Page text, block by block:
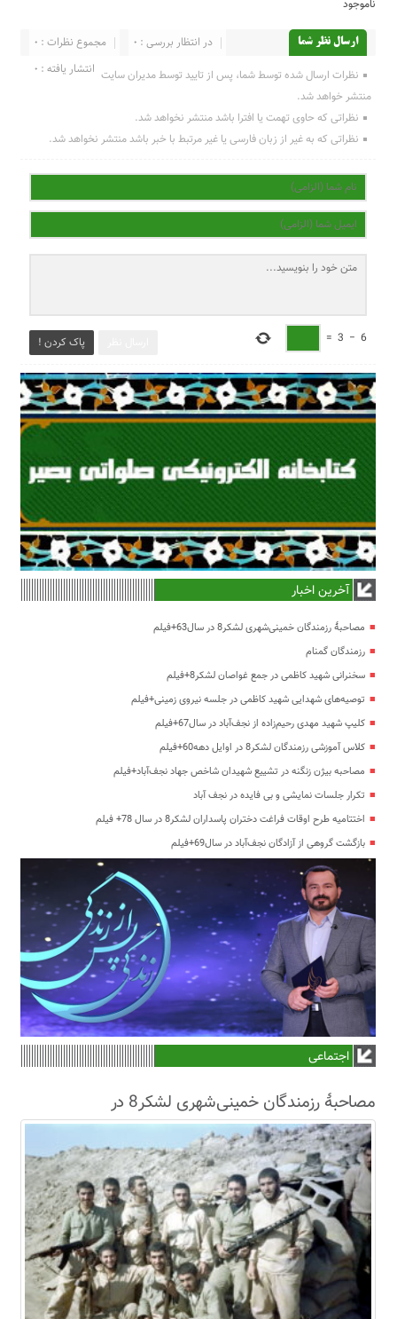
ناموجود
ارسال نظر شما مجموع نظرات : 0
در انتظار بررسی : 0
انتشار یافته : 0 نظرات ارسال شده توسط شما، پس از تایید توسط مدیران سایت
منتشر خواهد شد.
نظراتی که حاوی تهمت یا افترا باشد منتشر نخواهد شد.
نظراتی که به غیر از زبان فارسی یا غیر مرتبط با خبر باشد منتشر نخواهد شد.
پاک کردن ! 6
−
3
=
آخرین اخبار
مصاحبۀ رزمندگان خمینی‌شهری لشکر8 در سال63+فیلم
رزمندگان گمنام
سخنرانی شهید کاظمی در جمع غواصان لشکر8+فیلم
توصیه‌های شهدایی شهید کاظمی در جلسه نیروی زمینی+فیلم
کلیپ شهید مهدی رحیم‌زاده از نجف‌آباد در سال67+فیلم
کلاس آموزشی رزمندگان لشکر8 در اوایل دهه60+فیلم
مصاحبه بیژن زنگنه در تشییع شهیدان شاخص جهاد نجف‌آباد+فیلم
تکرار جلسات نمایشی و بی فایده در نجف آباد
اختتامیه طرح اوقات فراغت دختران پاسداران لشکر8 در سال 78+ فیلم
بازگشت گروهی از آزادگان نجف‌آباد در سال69+فیلم
اجتماعی
مصاحبۀ رزمندگان خمینی‌شهری لشکر8 در
سال63+فیلم